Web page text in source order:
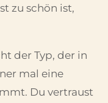
zu schön ist,
der Typ, der in
mal eine
Du vertraust